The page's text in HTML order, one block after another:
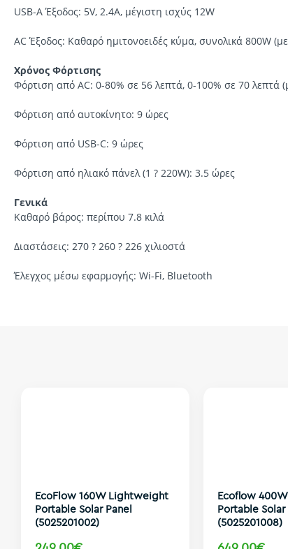
USB-A Έξοδος: 5V, 2.4A, μέγιστη ισχύς 12W
AC Έξοδος: Καθαρό ημιτονοειδές κύμα, συνολικά 800W
Χρόνος Φόρτισης
Φόρτιση από AC: 0-80% σε 56 λεπτά, 0-100% σε 70 λεπτά
Φόρτιση από αυτοκίνητο: 9 ώρες
Φόρτιση από USB-C: 9 ώρες
Φόρτιση από ηλιακό πάνελ (1 ? 220W): 3.5 ώρες
Γενικά
Καθαρό βάρος: περίπου 7.8 κιλά
Διαστάσεις: 270 ? 260 ? 226 χιλιοστά
Έλεγχος μέσω εφαρμογής: Wi-Fi, Bluetooth
EcoFlow 160W Lightweight
Portable Solar Panel
(5025201002)
Ecoflow
Portable Solar
(5025201008)